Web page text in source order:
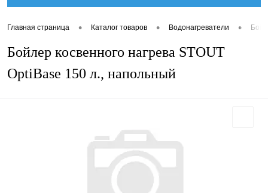
Главная страница • Каталог товаров • Водонагреватели •
Бойлер косвенного нагрева STOUT
OptiBase 150 л., напольный